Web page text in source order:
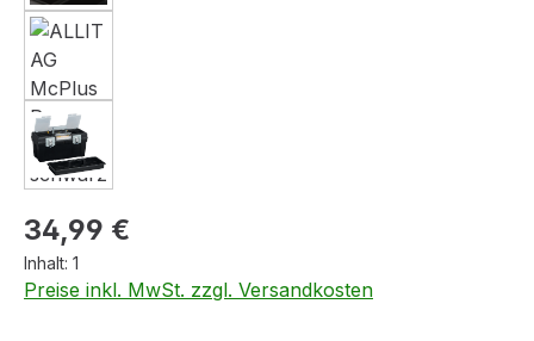
Regulärer Preis:
34,99 €
Inhalt: 1
Preise inkl. MwSt. zzgl. Versandkosten